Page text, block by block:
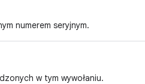
numerem seryjnym.
w tym wywołaniu.